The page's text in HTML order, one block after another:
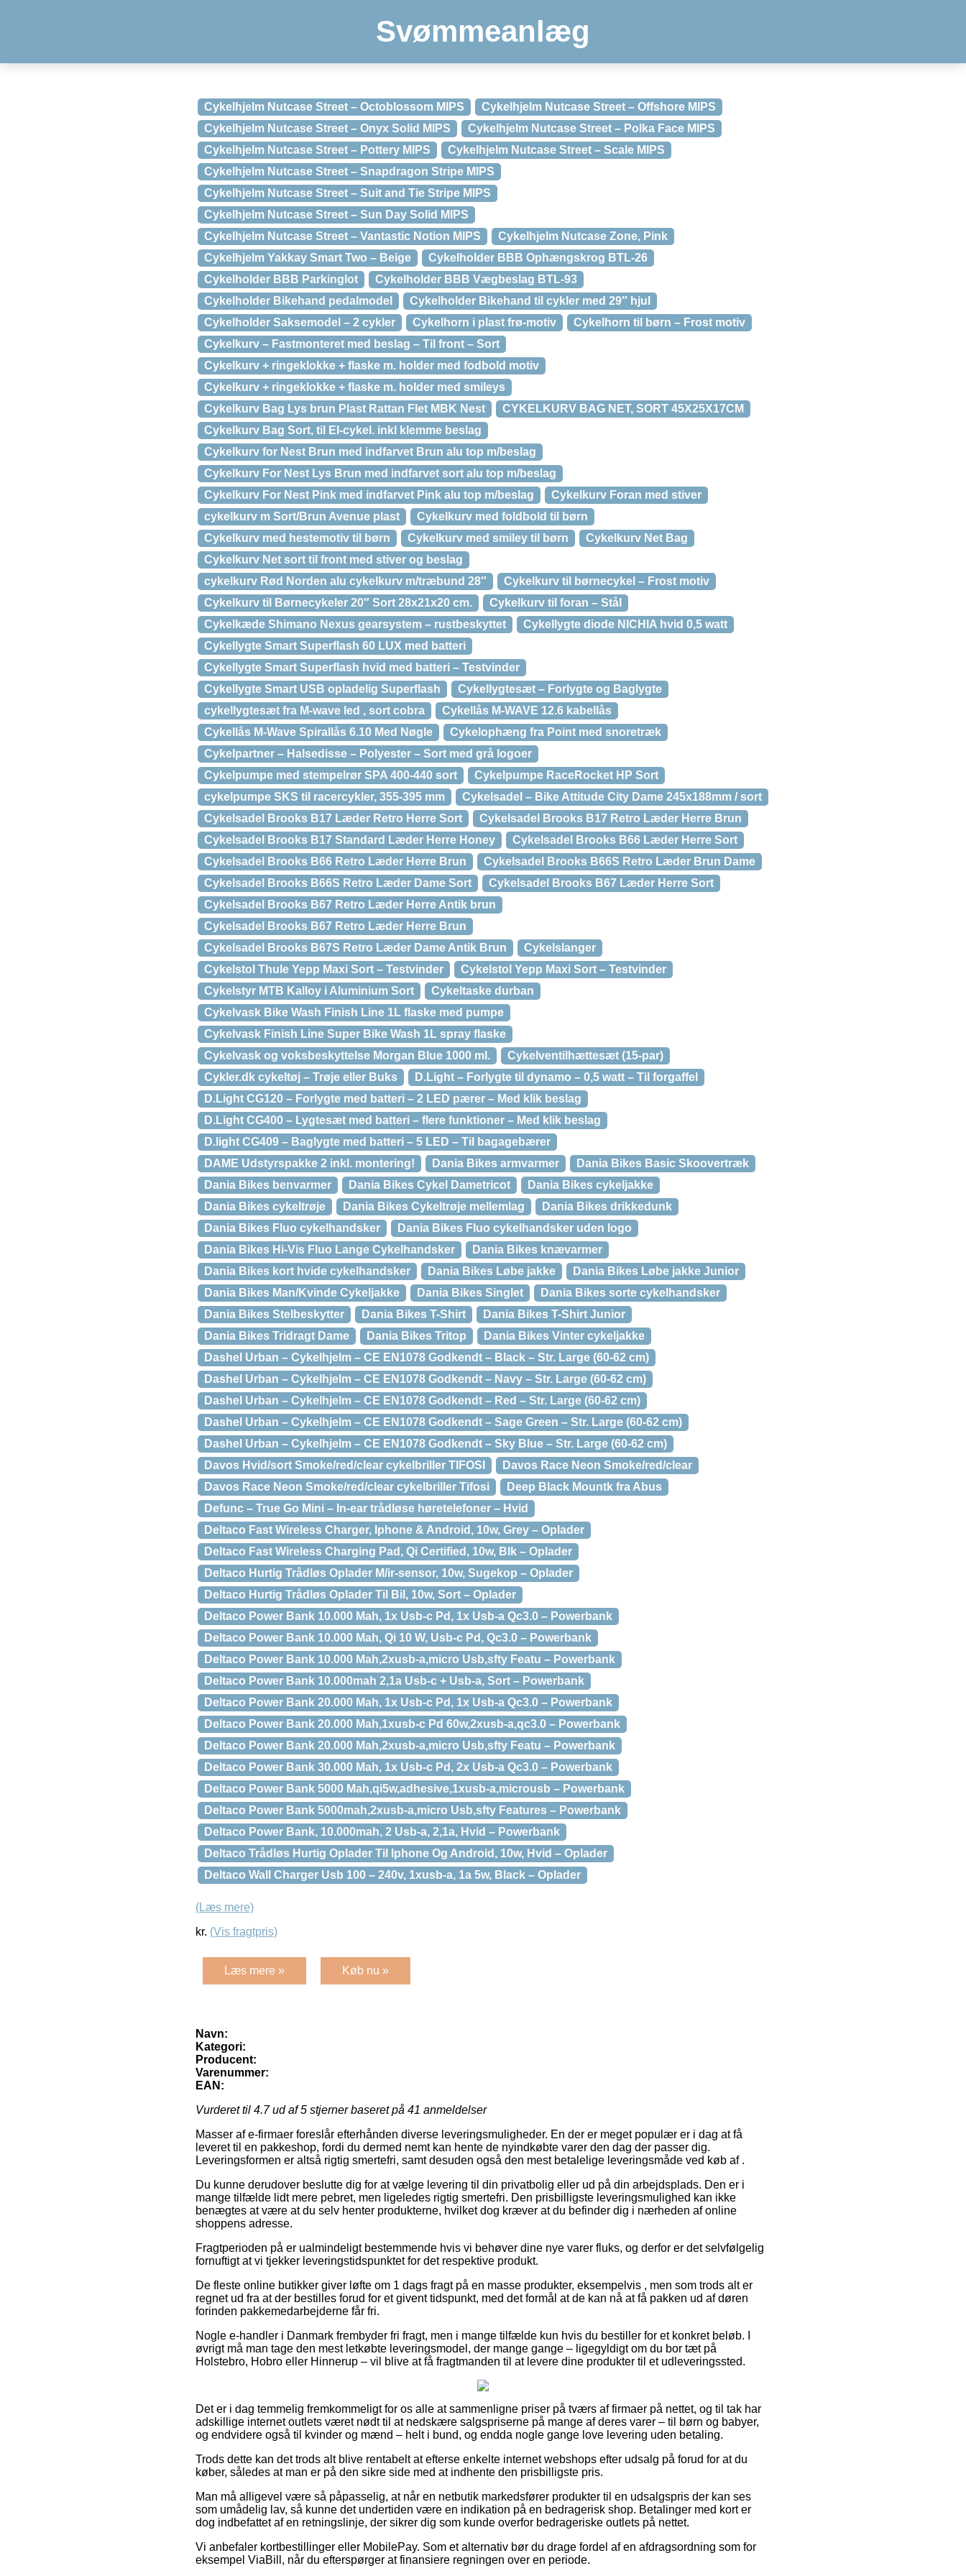
Svømmeanlæg
Cykelhjelm Nutcase Street – Octoblossom MIPS
Cykelhjelm Nutcase Street – Offshore MIPS
Cykelhjelm Nutcase Street – Onyx Solid MIPS
Cykelhjelm Nutcase Street – Polka Face MIPS
Cykelhjelm Nutcase Street – Pottery MIPS
Cykelhjelm Nutcase Street – Scale MIPS
Cykelhjelm Nutcase Street – Snapdragon Stripe MIPS
Cykelhjelm Nutcase Street – Suit and Tie Stripe MIPS
Cykelhjelm Nutcase Street – Sun Day Solid MIPS
Cykelhjelm Nutcase Street – Vantastic Notion MIPS
Cykelhjelm Nutcase Zone, Pink
Cykelhjelm Yakkay Smart Two – Beige
Cykelholder BBB Ophængskrog BTL-26
Cykelholder BBB Parkinglot
Cykelholder BBB Vægbeslag BTL-93
Cykelholder Bikehand pedalmodel
Cykelholder Bikehand til cykler med 29″ hjul
Cykelholder Saksemodel – 2 cykler
Cykelhorn i plast frø-motiv
Cykelhorn til børn – Frost motiv
Cykelkurv – Fastmonteret med beslag – Til front – Sort
Cykelkurv + ringeklokke + flaske m. holder med fodbold motiv
Cykelkurv + ringeklokke + flaske m. holder med smileys
Cykelkurv Bag Lys brun Plast Rattan Flet MBK Nest
CYKELKURV BAG NET, SORT 45X25X17CM
Cykelkurv Bag Sort, til El-cykel. inkl klemme beslag
Cykelkurv for Nest Brun med indfarvet Brun alu top m/beslag
Cykelkurv For Nest Lys Brun med indfarvet sort alu top m/beslag
Cykelkurv For Nest Pink med indfarvet Pink alu top m/beslag
Cykelkurv Foran med stiver
cykelkurv m Sort/Brun Avenue plast
Cykelkurv med foldbold til børn
Cykelkurv med hestemotiv til børn
Cykelkurv med smiley til børn
Cykelkurv Net Bag
Cykelkurv Net sort til front med stiver og beslag
cykelkurv Rød Norden alu cykelkurv m/træbund 28″
Cykelkurv til børnecykel – Frost motiv
Cykelkurv til Børnecykeler 20″ Sort 28x21x20 cm.
Cykelkurv til foran – Stål
Cykelkæde Shimano Nexus gearsystem – rustbeskyttet
Cykellygte diode NICHIA hvid 0,5 watt
Cykellygte Smart Superflash 60 LUX med batteri
Cykellygte Smart Superflash hvid med batteri – Testvinder
Cykellygte Smart USB opladelig Superflash
Cykellygtesæt – Forlygte og Baglygte
cykellygtesæt fra M-wave led , sort cobra
Cykellås M-WAVE 12.6 kabellås
Cykellås M-Wave Spirallås 6.10 Med Nøgle
Cykelophæng fra Point med snoretræk
Cykelpartner – Halsedisse – Polyester – Sort med grå logoer
Cykelpumpe med stempelrør SPA 400-440 sort
Cykelpumpe RaceRocket HP Sort
cykelpumpe SKS til racercykler, 355-395 mm
Cykelsadel – Bike Attitude City Dame 245x188mm / sort
Cykelsadel Brooks B17 Læder Retro Herre Sort
Cykelsadel Brooks B17 Retro Læder Herre Brun
Cykelsadel Brooks B17 Standard Læder Herre Honey
Cykelsadel Brooks B66 Læder Herre Sort
Cykelsadel Brooks B66 Retro Læder Herre Brun
Cykelsadel Brooks B66S Retro Læder Brun Dame
Cykelsadel Brooks B66S Retro Læder Dame Sort
Cykelsadel Brooks B67 Læder Herre Sort
Cykelsadel Brooks B67 Retro Læder Herre Antik brun
Cykelsadel Brooks B67 Retro Læder Herre Brun
Cykelsadel Brooks B67S Retro Læder Dame Antik Brun
Cykelslanger
Cykelstol Thule Yepp Maxi Sort – Testvinder
Cykelstol Yepp Maxi Sort – Testvinder
Cykelstyr MTB Kalloy i Aluminium Sort
Cykeltaske durban
Cykelvask Bike Wash Finish Line 1L flaske med pumpe
Cykelvask Finish Line Super Bike Wash 1L spray flaske
Cykelvask og voksbeskyttelse Morgan Blue 1000 ml.
Cykelventilhættesæt (15-par)
Cykler.dk cykeltøj – Trøje eller Buks
D.Light – Forlygte til dynamo – 0,5 watt – Til forgaffel
D.Light CG120 – Forlygte med batteri – 2 LED pærer – Med klik beslag
D.Light CG400 – Lygtesæt med batteri – flere funktioner – Med klik beslag
D.light CG409 – Baglygte med batteri – 5 LED – Til bagagebærer
DAME Udstyrspakke 2 inkl. montering!
Dania Bikes armvarmer
Dania Bikes Basic Skoovertræk
Dania Bikes benvarmer
Dania Bikes Cykel Dametricot
Dania Bikes cykeljakke
Dania Bikes cykeltrøje
Dania Bikes Cykeltrøje mellemlag
Dania Bikes drikkedunk
Dania Bikes Fluo cykelhandsker
Dania Bikes Fluo cykelhandsker uden logo
Dania Bikes Hi-Vis Fluo Lange Cykelhandsker
Dania Bikes knævarmer
Dania Bikes kort hvide cykelhandsker
Dania Bikes Løbe jakke
Dania Bikes Løbe jakke Junior
Dania Bikes Man/Kvinde Cykeljakke
Dania Bikes Singlet
Dania Bikes sorte cykelhandsker
Dania Bikes Stelbeskytter
Dania Bikes T-Shirt
Dania Bikes T-Shirt Junior
Dania Bikes Tridragt Dame
Dania Bikes Tritop
Dania Bikes Vinter cykeljakke
Dashel Urban – Cykelhjelm – CE EN1078 Godkendt – Black – Str. Large (60-62 cm)
Dashel Urban – Cykelhjelm – CE EN1078 Godkendt – Navy – Str. Large (60-62 cm)
Dashel Urban – Cykelhjelm – CE EN1078 Godkendt – Red – Str. Large (60-62 cm)
Dashel Urban – Cykelhjelm – CE EN1078 Godkendt – Sage Green – Str. Large (60-62 cm)
Dashel Urban – Cykelhjelm – CE EN1078 Godkendt – Sky Blue – Str. Large (60-62 cm)
Davos Hvid/sort Smoke/red/clear cykelbriller TIFOSI
Davos Race Neon Smoke/red/clear
Davos Race Neon Smoke/red/clear cykelbriller Tifosi
Deep Black Mountk fra Abus
Defunc – True Go Mini – In-ear trådløse høretelefoner – Hvid
Deltaco Fast Wireless Charger, Iphone & Android, 10w, Grey – Oplader
Deltaco Fast Wireless Charging Pad, Qi Certified, 10w, Blk – Oplader
Deltaco Hurtig Trådløs Oplader M/ir-sensor, 10w, Sugekop – Oplader
Deltaco Hurtig Trådløs Oplader Til Bil, 10w, Sort – Oplader
Deltaco Power Bank 10.000 Mah, 1x Usb-c Pd, 1x Usb-a Qc3.0 – Powerbank
Deltaco Power Bank 10.000 Mah, Qi 10 W, Usb-c Pd, Qc3.0 – Powerbank
Deltaco Power Bank 10.000 Mah,2xusb-a,micro Usb,sfty Featu – Powerbank
Deltaco Power Bank 10.000mah 2,1a Usb-c + Usb-a, Sort – Powerbank
Deltaco Power Bank 20.000 Mah, 1x Usb-c Pd, 1x Usb-a Qc3.0 – Powerbank
Deltaco Power Bank 20.000 Mah,1xusb-c Pd 60w,2xusb-a,qc3.0 – Powerbank
Deltaco Power Bank 20.000 Mah,2xusb-a,micro Usb,sfty Featu – Powerbank
Deltaco Power Bank 30.000 Mah, 1x Usb-c Pd, 2x Usb-a Qc3.0 – Powerbank
Deltaco Power Bank 5000 Mah,qi5w,adhesive,1xusb-a,microusb – Powerbank
Deltaco Power Bank 5000mah,2xusb-a,micro Usb,sfty Features – Powerbank
Deltaco Power Bank, 10.000mah, 2 Usb-a, 2,1a, Hvid – Powerbank
Deltaco Trådløs Hurtig Oplader Til Iphone Og Android, 10w, Hvid – Oplader
Deltaco Wall Charger Usb 100 – 240v, 1xusb-a, 1a 5w, Black – Oplader
(Læs mere)
kr. (Vis fragtpris)
Læs mere » Køb nu »
Navn:
Kategori:
Producent:
Varenummer:
EAN:
Vurderet til 4.7ud af 5 stjerner baseret på 41 anmeldelser
Masser af e-firmaer foreslår efterhånden diverse leveringsmuligheder. En der er meget populær er i dag at få
leveret til en pakkeshop, fordi du dermed nemt kan hente de nyindkøbte varer den dag der passer dig.
Leveringsformen er altså rigtig smertefri, samt desuden også den mest betalelige leveringsmåde ved køb af .
Du kunne derudover beslutte dig for at vælge levering til din privatbolig eller ud på din arbejdsplads. Den er i
mange tilfælde lidt mere pebret, men ligeledes rigtig smertefri. Den prisbilligste leveringsmulighed kan ikke
benægtes at være at du selv henter produkterne, hvilket dog kræver at du befinder dig i nærheden af online
shoppens adresse.
Fragtperioden på er ualmindeligt bestemmende hvis vi behøver dine nye varer fluks, og derfor er det selvfølgelig
fornuftigt at vi tjekker leveringstidspunktet for det respektive produkt.
De fleste online butikker giver løfte om 1 dags fragt på en masse produkter, eksempelvis , men som trods alt er
regnet ud fra at der bestilles forud for et givent tidspunkt, med det formål at de kan nå at få pakken ud af døren
forinden pakkemedarbejderne får fri.
Nogle e-handler i Danmark frembyder fri fragt, men i mange tilfælde kun hvis du bestiller for et konkret beløb. I
øvrigt må man tage den mest letkøbte leveringsmodel, der mange gange – ligegyldigt om du bor tæt på
Holstebro, Hobro eller Hinnerup – vil blive at få fragtmanden til at levere dine produkter til et udleveringssted.
Det er i dag temmelig fremkommeligt for os alle at sammenligne priser på tværs af firmaer på nettet, og til tak har
adskillige internet outlets været nødt til at nedskære salgspriserne på mange af deres varer – til børn og babyer,
og endvidere også til kvinder og mænd – helt i bund, og endda nogle gange love levering uden betaling.
Trods dette kan det trods alt blive rentabelt at efterse enkelte internet webshops efter udsalg på forud for at du
køber, således at man er på den sikre side med at indhente den prisbilligste pris.
Man må alligevel være så påpasselig, at når en netbutik markedsfører produkter til en udsalgspris der kan ses
som umådelig lav, så kunne det undertiden være en indikation på en bedragerisk shop. Betalinger med kort er
dog indbefattet af en retningslinje, der sikrer dig som kunde overfor bedrageriske outlets på nettet.
Vi anbefaler kortbestillinger eller MobilePay. Som et alternativ bør du drage fordel af en afdragsordning som for
eksempel ViaBill, når du efterspørger at finansiere regningen over en periode.